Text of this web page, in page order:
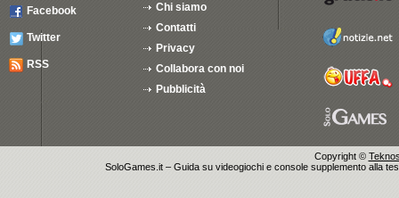
Facebook
Twitter
RSS
Chi siamo
Contatti
Privacy
Collabora con noi
Pubblicità
Copyright ©
SoloGames.it – Guida su videogiochi e console supplemento alla